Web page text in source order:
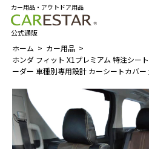
カー用品・アウトドア用品
公式通販
ホーム
カー用品
ホンダ フィット X1プレミアム 特注シー
ーダー 車種別専用設計 カーシートカバ